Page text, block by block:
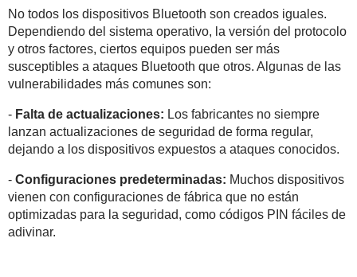
No todos los dispositivos Bluetooth son creados iguales.
Dependiendo del sistema operativo, la versión del protocolo
y otros factores, ciertos equipos pueden ser más
susceptibles a ataques Bluetooth que otros. Algunas de las
vulnerabilidades más comunes son:
- Falta de actualizaciones: Los fabricantes no siempre
lanzan actualizaciones de seguridad de forma regular,
dejando a los dispositivos expuestos a ataques conocidos.
- Configuraciones predeterminadas: Muchos dispositivos
vienen con configuraciones de fábrica que no están
optimizadas para la seguridad, como códigos PIN fáciles de
adivinar.